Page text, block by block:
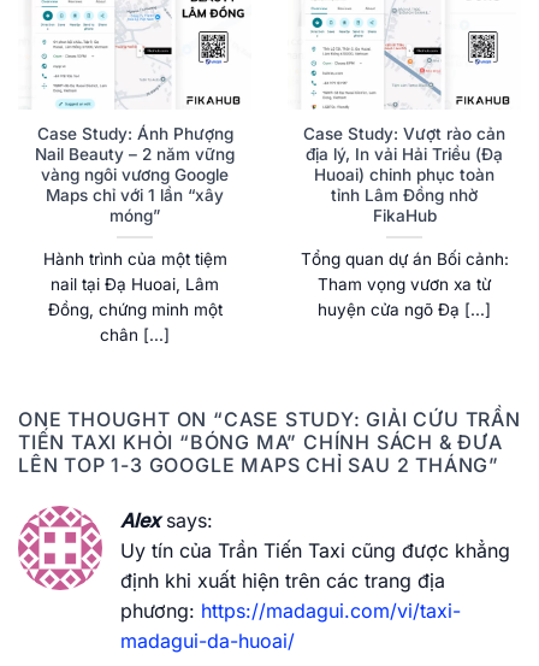
Case Study: Ánh Phượng
Nail Beauty – 2 năm vững
vàng ngôi vương Google
Maps chỉ với 1 lần “xây
móng”
Hành trình của một tiệm
nail tại Đạ Huoai, Lâm
Đồng, chứng minh một
chân [...]
Case Study: Vượt rào cản
địa lý, In vải Hải Triều (Đạ
Huoai) chinh phục toàn
tỉnh Lâm Đồng nhờ
FikaHub
Tổng quan dự án Bối cảnh:
Tham vọng vươn xa từ
huyện cửa ngõ Đạ [...]
ONE THOUGHT ON “CASE STUDY: GIẢI CỨU TRẦN
TIẾN TAXI KHỎI “BÓNG MA” CHÍNH SÁCH & ĐƯA
LÊN TOP 1-3 GOOGLE MAPS CHỈ SAU 2 THÁNG”
Alex says:
Uy tín của Trần Tiến Taxi cũng được khẳng
định khi xuất hiện trên các trang địa
phương: https://madagui.com/vi/taxi-
madagui-da-huoai/